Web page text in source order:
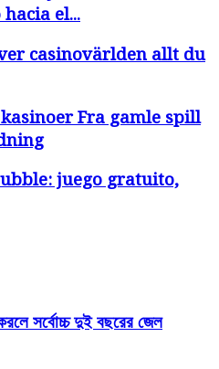
el...
casinovärlden allt du
Fra gamle spill
juego gratuito,
সর্বোচ্চ দুই বছরের জেল